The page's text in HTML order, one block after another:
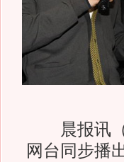
晨报讯（
网台同步播